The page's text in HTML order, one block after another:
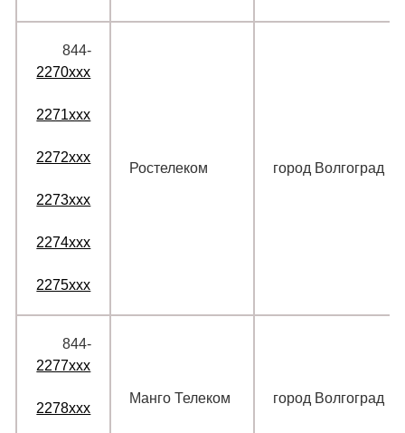
844‑
2270xxx
2271xxx
2272xxx
2273xxx
2274xxx
2275xxx
Ростелеком город Волгоград
844‑
2277xxx
2278xxx
Манго Телеком город Волгоград